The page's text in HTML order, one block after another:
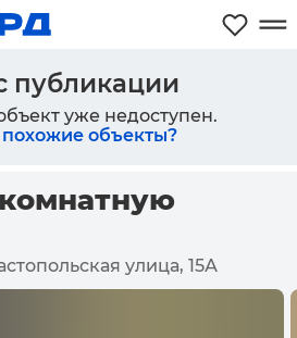
публикации
уже недоступен.
похожие объекты?
улица, 15А